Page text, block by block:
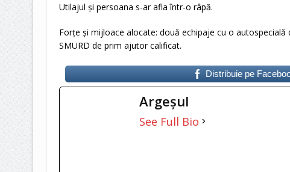
Utilajul și persoana s-ar afla într-o râpă.
Forțe și mijloace alocate: două echipaje cu o
SMURD de prim ajutor calificat.
Distribuie pe
Argeşul
See Full Bio